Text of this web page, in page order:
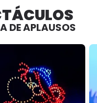
DE APLAUSOS